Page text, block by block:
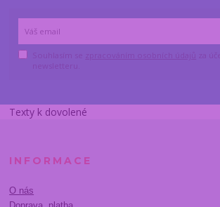
Texty k dovolené
INFORMACE
O nás